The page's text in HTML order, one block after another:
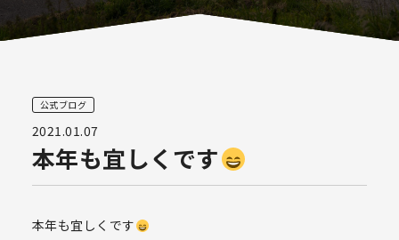
公式ブログ
2021.01.07
本年も宜しくです
本年も宜しくです